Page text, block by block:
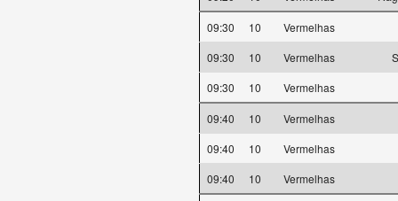
09:30 10
Vermelhas
09:30
10 Vermelhas
09:30
10 Vermelhas
09:40 10
Vermelhas
09:40
10
Vermelhas
09:40
10 Vermelhas